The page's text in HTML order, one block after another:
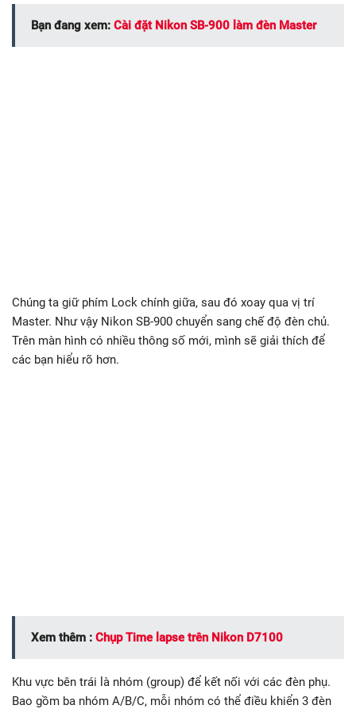
Bạn đang xem: Cài đặt Nikon SB-900 làm đèn Master
Chúng ta giữ phím Lock chính giữa, sau đó xoay qua vị trí
Master. Như vậy Nikon SB-900 chuyển sang chế độ đèn chủ.
Trên màn hình có nhiều thông số mới, mình sẽ giải thích để
các bạn hiểu rõ hơn.
Xem thêm : Chụp Time lapse trên Nikon D7100
Khu vực bên trái là nhóm (group) để kết nối với các đèn phụ.
Bao gồm ba nhóm A/B/C, mỗi nhóm có thể điều khiển 3 đèn